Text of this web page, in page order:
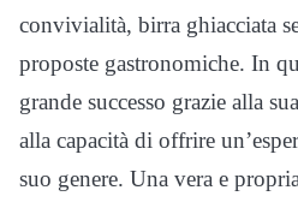
convivialità, birra ghiacciata
proposte gastronomiche. In
grande successo grazie alla
alla capacità di offrire
suo genere. Una vera e